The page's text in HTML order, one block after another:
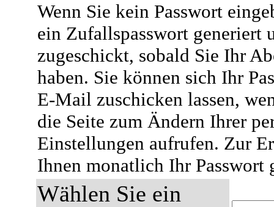
Wenn Sie kein Passwort
ein Zufallspasswort generiert
zugeschickt, sobald Sie Ihr
haben. Sie können sich Ihr
E-Mail zuschicken lassen,
die Seite zum Ändern Ihrer
Einstellungen aufrufen. Zur
Ihnen monatlich Ihr Passwort
Wählen Sie ein